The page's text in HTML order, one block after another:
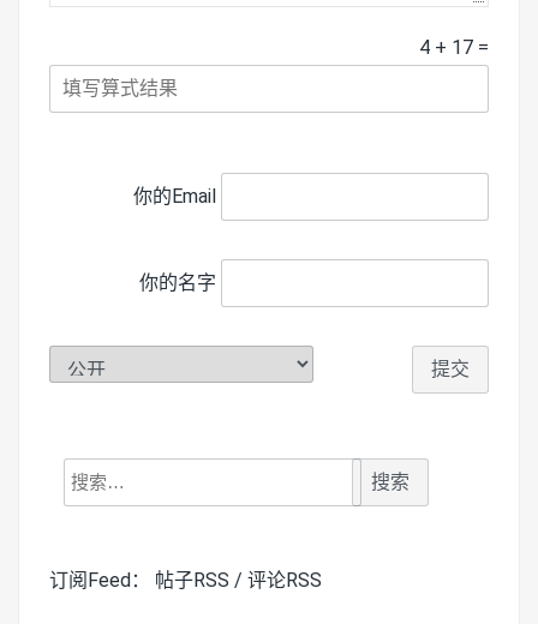
4 + 17 =
你的Email
你的名字
搜
索：
订阅Feed： 帖子RSS / 评论RSS